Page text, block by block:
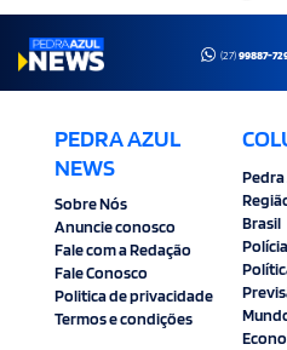
(27)99887-
PEDRA AZUL
NEWS
Sobre Nós
Anuncie conosco
Fale com a Redação
Fale Conosco
Politica de privacidade
Termos e condições
Pedra
Brasil
Polícia